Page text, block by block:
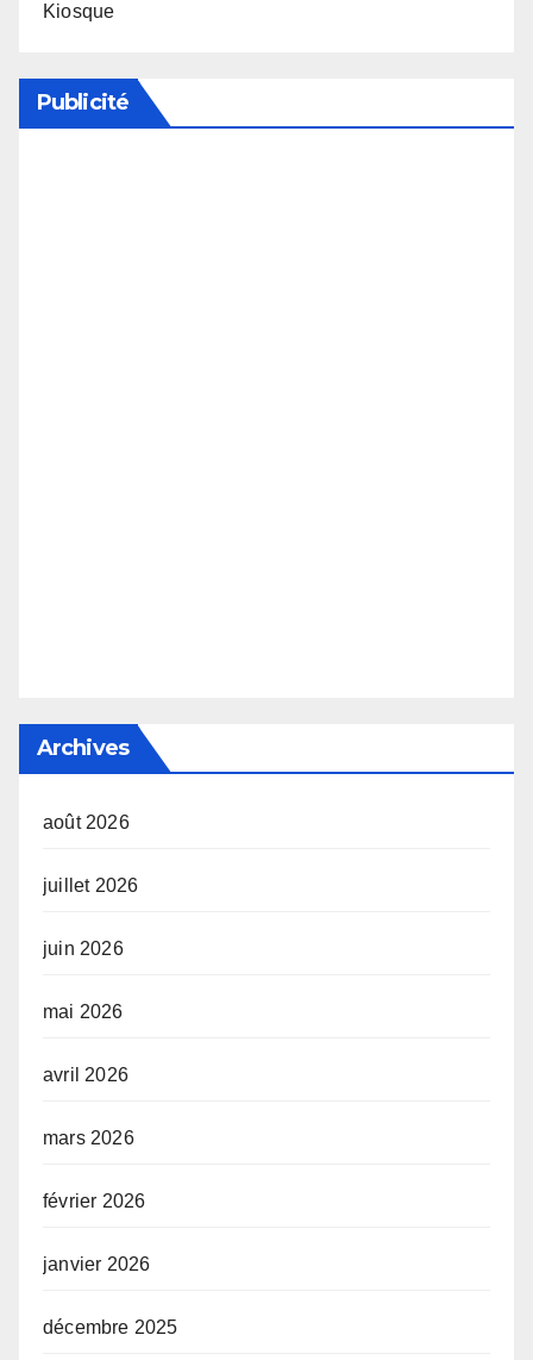
Kiosque
Publicité
Archives
août 2026
juillet 2026
juin 2026
mai 2026
avril 2026
mars 2026
février 2026
janvier 2026
décembre 2025